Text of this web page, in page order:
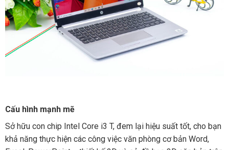
Cấu hình mạnh mẽ
Sở hữu con chip Intel Core i3 T, đem lại hiệu suất tốt, cho bạn
khả năng thực hiện các công việc văn phòng cơ bản Word,